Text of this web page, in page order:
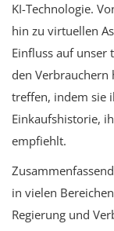
KI-Technologie.
hin zu virtuellen
Einfluss auf unser
den Verbrauchern
treffen, indem sie
Einkaufshistorie,
empfiehlt.
in vielen
Regierung und